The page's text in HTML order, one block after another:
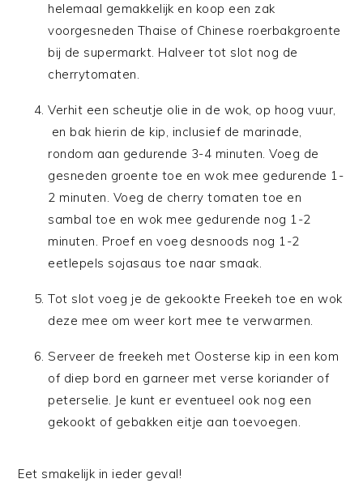
helemaal gemakkelijk en koop een zak
voorgesneden Thaise of Chinese roerbakgroente
bij de supermarkt. Halveer tot slot nog de
cherrytomaten.
Verhit een scheutje olie in de wok, op hoog vuur,
en bak hierin de kip, inclusief de marinade,
rondom aan gedurende 3-4 minuten. Voeg de
gesneden groente toe en wok mee gedurende 1-
2 minuten. Voeg de cherry tomaten toe en
sambal toe en wok mee gedurende nog 1-2
minuten. Proef en voeg desnoods nog 1-2
eetlepels sojasaus toe naar smaak.
Tot slot voeg je de gekookte Freekeh toe en wok
deze mee om weer kort mee te verwarmen.
Serveer de freekeh met Oosterse kip in een kom
of diep bord en garneer met verse koriander of
peterselie. Je kunt er eventueel ook nog een
gekookt of gebakken eitje aan toevoegen.
Eet smakelijk in ieder geval!